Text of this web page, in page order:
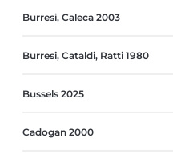
Burresi, Caleca 2003
Burresi, Cataldi, Ratti 1980
Bussels 2025
Cadogan 2000